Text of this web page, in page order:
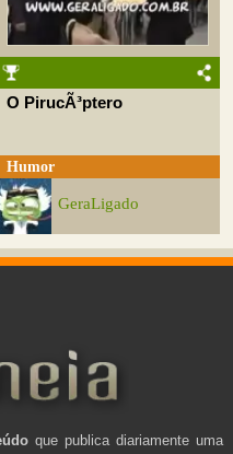
O PirucÃ³ptero
Humor
GeraLigado
que publica diariamente uma